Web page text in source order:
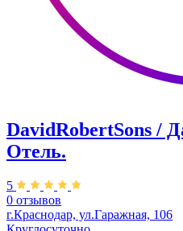
DavidRobertSons /
Отель.
5
0 отзывов
г.Краснодар, ул.Гаражная, 106